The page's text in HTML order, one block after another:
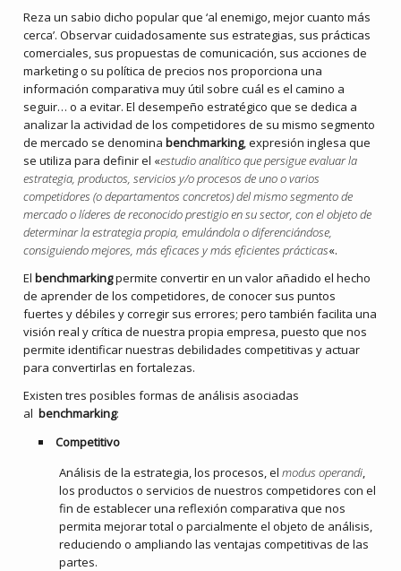
Reza un sabio dicho popular que ‘al enemigo, mejor cuanto más
cerca’. Observar cuidadosamente sus estrategias, sus prácticas
comerciales, sus propuestas de comunicación, sus acciones de
marketing o su política de precios nos proporciona una
información comparativa muy útil sobre cuál es el camino a
seguir… o a evitar. El desempeño estratégico que se dedica a
analizar la actividad de los competidores de su mismo segmento
de mercado se denominabenchmarking, expresión inglesa que
se utiliza para definir el «estudio analítico que persigue evaluar la
estrategia, productos, servicios y/o procesos de uno o varios
competidores (o departamentos concretos) del mismo segmento de
mercado o líderes de reconocido prestigio en su sector, con el objeto de
determinar la estrategia propia, emulándola o diferenciándose,
consiguiendo mejores, más eficaces y más eficientes prácticas«.
Elbenchmarkingpermite convertir en un valor añadido el hecho
de aprender de los competidores, de conocer sus puntos
fuertes y débiles y corregir sus errores; pero también facilita una
visión real y crítica de nuestra propia empresa, puesto que nos
permite identificar nuestras debilidades competitivas y actuar
para convertirlas en fortalezas.
Existen tres posibles formas de análisis asociadas
albenchmarking:
Competitivo
Análisis de la estrategia, los procesos, elmodus operandi,
los productos o servicios de nuestros competidores con el
fin de establecer una reflexión comparativa que nos
permita mejorar total o parcialmente el objeto de análisis,
reduciendo o ampliando las ventajas competitivas de las
partes.